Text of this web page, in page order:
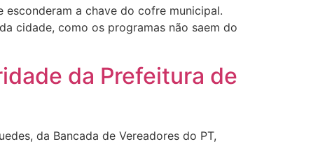
esconderam a chave do cofre municipal.
cidade, como os programas não saem do
da Prefeitura de
da Bancada de Vereadores do PT,